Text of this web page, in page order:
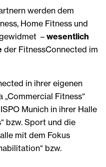
werden dem
Home Fitness und
– wesentlich
der FitnessConnected im
in ihrer eigenen
„Commercial Fitness“
Munich in ihrer Halle
bzw. Sport und die
mit dem Fokus
bzw.